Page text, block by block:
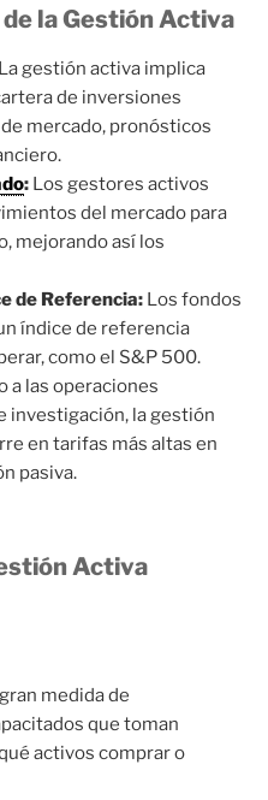
la Gestión Activa
La gestión activa implica
de inversiones
mercado, pronósticos
: Los gestores activos
del mercado para
mejorando así los
de Referencia: Los fondos
índice de referencia
como el S&P 500.
a las operaciones
investigación, la gestión
en tarifas más altas en
pasiva.
Activa
medida de
que toman
activos comprar o